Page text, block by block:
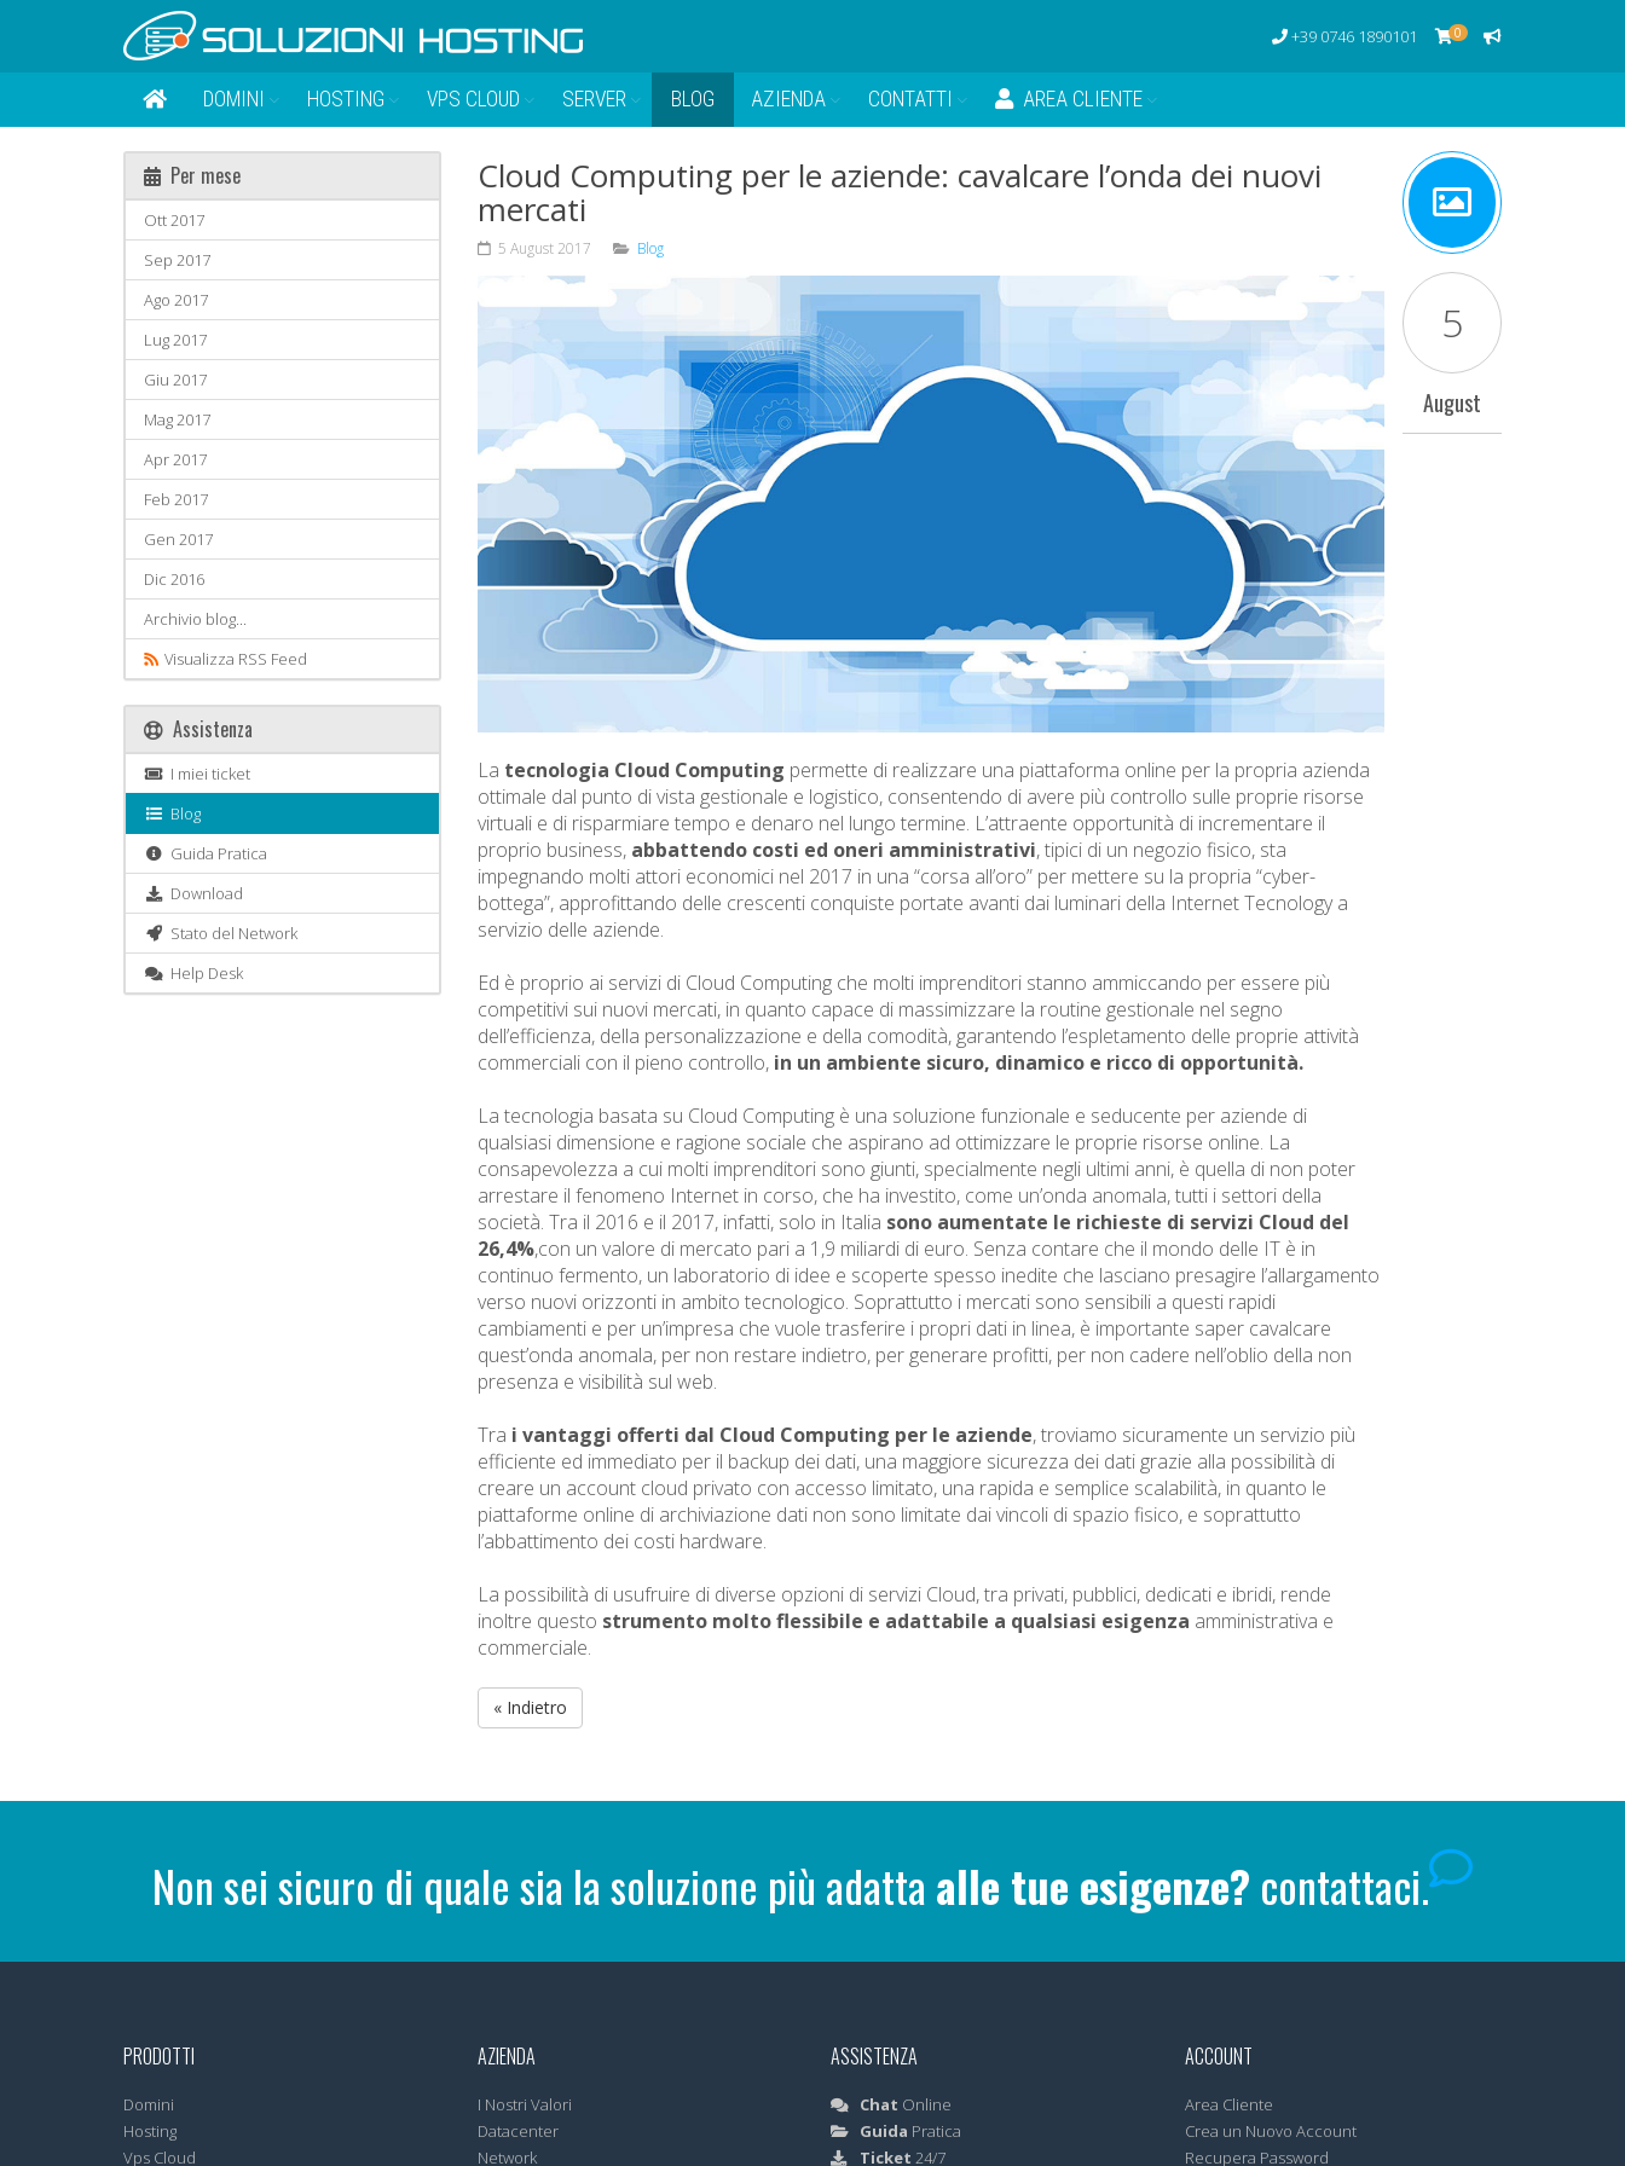
0
+39 0746 1890101
DOMINI HOSTING VPS CLOUD SERVER BLOG AZIENDA CONTATTI AREA CLIENTE
5
August
Cloud Computing per le aziende: cavalcare l’onda dei nuovi
mercati
5 August 2017 Blog
Per mese
Ott 2017
Sep 2017
Ago 2017
Lug 2017
Giu 2017
Mag 2017
Apr 2017
Feb 2017
Gen 2017
Dic 2016
Archivio blog...
Visualizza RSS Feed
La tecnologia Cloud Computing permette di realizzare una piattaforma online per la propria azienda
ottimale dal punto di vista gestionale e logistico, consentendo di avere più controllo sulle proprie risorse
virtuali e di risparmiare tempo e denaro nel lungo termine. L’attraente opportunità di incrementare il
proprio business, abbattendo costi ed oneri amministrativi, tipici di un negozio fisico, sta
impegnando molti attori economici nel 2017 in una “corsa all’oro” per mettere su la propria “cyber-
bottega”, approfittando delle crescenti conquiste portate avanti dai luminari della Internet Tecnology a
servizio delle aziende.
Ed è proprio ai servizi di Cloud Computing che molti imprenditori stanno ammiccando per essere più
competitivi sui nuovi mercati, in quanto capace di massimizzare la routine gestionale nel segno
dell’efficienza, della personalizzazione e della comodità, garantendo l’espletamento delle proprie attività
commerciali con il pieno controllo, in un ambiente sicuro, dinamico e ricco di opportunità.
La tecnologia basata su Cloud Computing è una soluzione funzionale e seducente per aziende di
qualsiasi dimensione e ragione sociale che aspirano ad ottimizzare le proprie risorse online. La
consapevolezza a cui molti imprenditori sono giunti, specialmente negli ultimi anni, è quella di non poter
arrestare il fenomeno Internet in corso, che ha investito, come un’onda anomala, tutti i settori della
società. Tra il 2016 e il 2017, infatti, solo in Italia sono aumentate le richieste di servizi Cloud del
26,4%,con un valore di mercato pari a 1,9 miliardi di euro. Senza contare che il mondo delle IT è in
continuo fermento, un laboratorio di idee e scoperte spesso inedite che lasciano presagire l’allargamento
verso nuovi orizzonti in ambito tecnologico. Soprattutto i mercati sono sensibili a questi rapidi
cambiamenti e per un’impresa che vuole trasferire i propri dati in linea, è importante saper cavalcare
quest’onda anomala, per non restare indietro, per generare profitti, per non cadere nell’oblio della non
presenza e visibilità sul web.
Tra i vantaggi offerti dal Cloud Computing per le aziende, troviamo sicuramente un servizio più
efficiente ed immediato per il backup dei dati, una maggiore sicurezza dei dati grazie alla possibilità di
creare un account cloud privato con accesso limitato, una rapida e semplice scalabilità, in quanto le
piattaforme online di archiviazione dati non sono limitate dai vincoli di spazio fisico, e soprattutto
l’abbattimento dei costi hardware.
La possibilità di usufruire di diverse opzioni di servizi Cloud, tra privati, pubblici, dedicati e ibridi, rende
inoltre questo strumento molto flessibile e adattabile a qualsiasi esigenza amministrativa e
commerciale.
« Indietro
Assistenza
I miei ticket
Blog
Guida Pratica
Download
Stato del Network
Help Desk
Non sei sicuro di quale sia la soluzione più adattaalle tue esigenze? contattaci.
PRODOTTI
Domini
Hosting
Vps Cloud
AZIENDA
I Nostri Valori
Datacenter
Network
ASSISTENZA
Chat Online
Guida Pratica
Ticket 24/7
ACCOUNT
Area Cliente
Crea un Nuovo Account
Recupera Password